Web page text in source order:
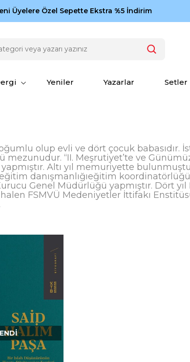
eserler Ketebe'de: Cengiz Aytmatov
Üyelere Özel Sepette Ekstra %5 İndirim
Yeniler Yazarlar Setler
olup evli ve dört çocuk babasıdır.
mezunudur. “II. Meşrutiyet’te ve
yapmıştır. Altı yıl memuriyette
danışmanlığıeğitim
Genel Müdürlüğü yapmıştır. Dört
FSMVÜ Medeniyetler İttifakı